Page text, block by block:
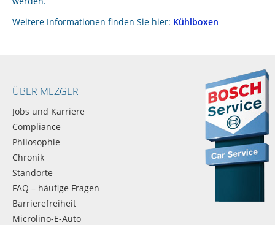
Weitere Informationen finden Sie hier: Kühlboxen
ÜBER MEZGER
Jobs und Karriere
Compliance
Philosophie
Chronik
Standorte
FAQ – häufige Fragen
Barrierefreiheit
Microlino-E-Auto